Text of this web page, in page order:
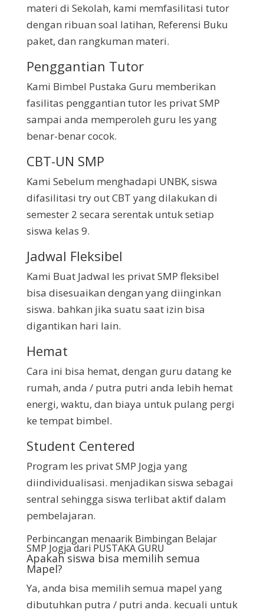
materi di Sekolah, kami memfasilitasi tutor
dengan ribuan soal latihan, Referensi Buku
paket, dan rangkuman materi.
Penggantian Tutor
Kami Bimbel Pustaka Guru memberikan
fasilitas penggantian tutor les privat SMP
sampai anda memperoleh guru les yang
benar-benar cocok.
CBT-UN SMP
Kami Sebelum menghadapi UNBK, siswa
difasilitasi try out CBT yang dilakukan di
semester 2 secara serentak untuk setiap
siswa kelas 9.
Jadwal Fleksibel
Kami Buat Jadwal les privat SMP fleksibel
bisa disesuaikan dengan yang diinginkan
siswa. bahkan jika suatu saat izin bisa
digantikan hari lain.
Hemat
Cara ini bisa hemat, dengan guru datang ke
rumah, anda / putra putri anda lebih hemat
energi, waktu, dan biaya untuk pulang pergi
ke tempat bimbel.
Student Centered
Program les privat SMP Jogja yang
diindividualisasi. menjadikan siswa sebagai
sentral sehingga siswa terlibat aktif dalam
pembelajaran.
Perbincangan menaarik Bimbingan Belajar
SMP Jogja dari PUSTAKA GURU
Apakah siswa bisa memilih semua
Mapel?
Ya, anda bisa memilih semua mapel yang
dibutuhkan putra / putri anda. kecuali untuk